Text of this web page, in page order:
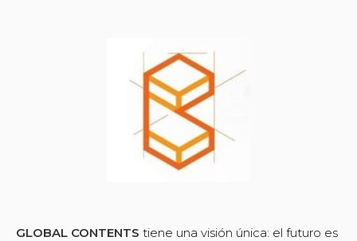
GLOBAL CONTENTS tiene una visión única: el futuro es